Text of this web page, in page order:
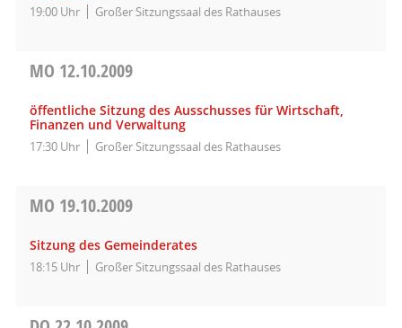
19:00 Uhr Großer Sitzungssaal des Rathauses
MO 12.10.2009
öffentliche Sitzung des Ausschusses für Wirtschaft,
Finanzen und Verwaltung
17:30 Uhr Großer Sitzungssaal des Rathauses
MO 19.10.2009
Sitzung des Gemeinderates
18:15 Uhr Großer Sitzungssaal des Rathauses